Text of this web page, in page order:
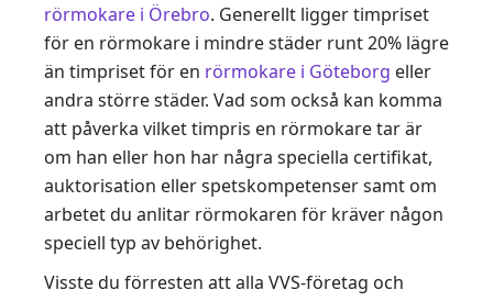
rörmokare i Örebro. Generellt ligger timpriset
för en rörmokare i mindre städer runt 20% lägre
än timpriset för en rörmokare i Göteborg eller
andra större städer. Vad som också kan komma
att påverka vilket timpris en rörmokare tar är
om han eller hon har några speciella certifikat,
auktorisation eller spetskompetenser samt om
arbetet du anlitar rörmokaren för kräver någon
speciell typ av behörighet.
Visste du förresten att alla VVS-företag och